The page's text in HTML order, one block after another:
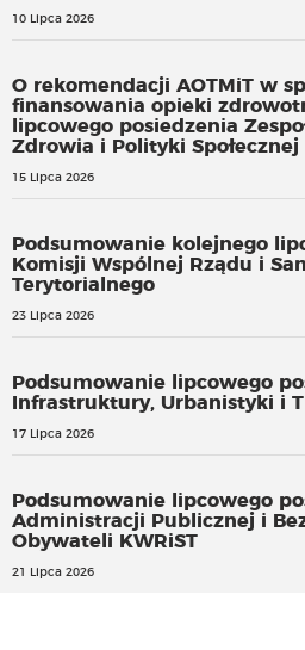
10 Lipca 2026
O rekomendacji AOTMiT w
finansowania opieki
lipcowego posiedzenia
Zdrowia i Polityki Społecznej
15 Lipca 2026
Podsumowanie kolejnego
Komisji Wspólnej Rządu i
Terytorialnego
23 Lipca 2026
Podsumowanie lipcowego
Infrastruktury, Urbanistyki i
17 Lipca 2026
Podsumowanie lipcowego
Administracji Publicznej i
Obywateli KWRiST
21 Lipca 2026